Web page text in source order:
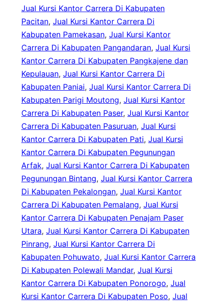
Jual Kursi Kantor Carrera Di Kabupaten
Pacitan, Jual Kursi Kantor Carrera Di
Kabupaten Pamekasan, Jual Kursi Kantor
Carrera Di Kabupaten Pangandaran, Jual Kursi
Kantor Carrera Di Kabupaten Pangkajene dan
Kepulauan, Jual Kursi Kantor Carrera Di
Kabupaten Paniai, Jual Kursi Kantor Carrera Di
Kabupaten Parigi Moutong, Jual Kursi Kantor
Carrera Di Kabupaten Paser, Jual Kursi Kantor
Carrera Di Kabupaten Pasuruan, Jual Kursi
Kantor Carrera Di Kabupaten Pati, Jual Kursi
Kantor Carrera Di Kabupaten Pegunungan
Arfak, Jual Kursi Kantor Carrera Di Kabupaten
Pegunungan Bintang, Jual Kursi Kantor Carrera
Di Kabupaten Pekalongan, Jual Kursi Kantor
Carrera Di Kabupaten Pemalang, Jual Kursi
Kantor Carrera Di Kabupaten Penajam Paser
Utara, Jual Kursi Kantor Carrera Di Kabupaten
Pinrang, Jual Kursi Kantor Carrera Di
Kabupaten Pohuwato, Jual Kursi Kantor Carrera
Di Kabupaten Polewali Mandar, Jual Kursi
Kantor Carrera Di Kabupaten Ponorogo, Jual
Kursi Kantor Carrera Di Kabupaten Poso, Jual